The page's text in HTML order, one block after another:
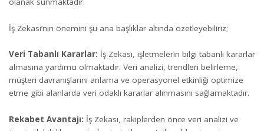
İş Zekası’nın önemini şu ana başlıklar altında özetleyebiliriz;
Veri Tabanlı Kararlar: İş Zekası, işletmelerin bilgi tabanlı kararlar
almasına yardımcı olmaktadır. Veri analizi, trendleri belirleme,
müşteri davranışlarını anlama ve operasyonel etkinliği optimize
etme gibi alanlarda veri odaklı kararlar alınmasını sağlamaktadır.
Rekabet Avantajı: İş Zekası, rakiplerden önce veri analizi ve